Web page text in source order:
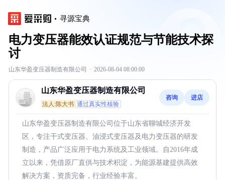
寻源宝典
电力变压器能效认证规范与节能技术探
讨
山东华盈变压器制造有限公司 · 2026-08-04 08:00:00
山东华盈变压器制造有限公司
法人:陈大书 通过真实性核验
咨询 进店
山东华盈变压器制造有限公司位于山东省聊城经济开发
区，专注干式变压器、油浸式变压器及电力变压器的研发
制造，产品广泛应用于电力系统及工业领域。自2016年成
立以来，凭借原厂直供与技术积淀，为能源基建提供高效
解决方案，资质完备，行业经验丰富。